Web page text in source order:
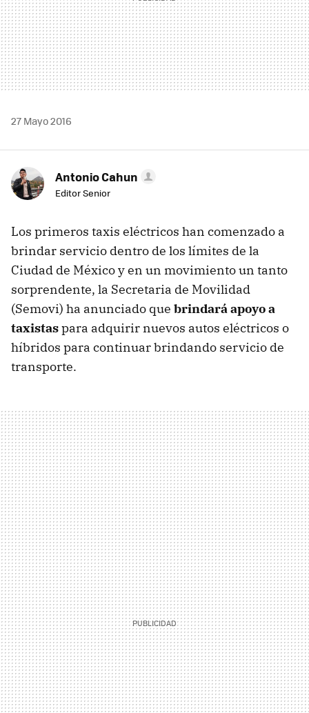
27 Mayo 2016
Antonio Cahun
Editor Senior
Los primeros taxis eléctricos han comenzado a
brindar servicio dentro de los límites de la
Ciudad de México y en un movimiento un tanto
sorprendente, la Secretaria de Movilidad
(Semovi) ha anunciado que brindará apoyo a
taxistaspara adquirir nuevos autos eléctricos o
híbridos para continuar brindando servicio de
transporte.